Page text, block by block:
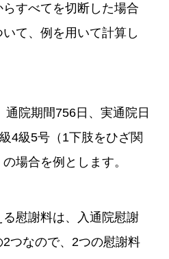
すべてを切断した場合
いて、例を用いて計算し
通院期間756日、実通院日
4級5号（1下肢をひざ関
場合を例とします。
慰謝料は、入通院慰謝
つなので、2つの慰謝料